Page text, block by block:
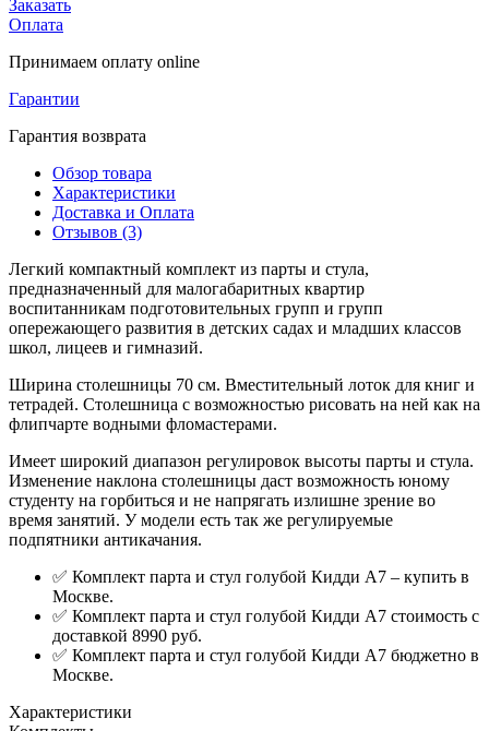
Заказать
Оплата
Принимаем оплату online
Гарантии
Гарантия возврата
Обзор товара
Характеристики
Доставка и Оплата
Отзывов (3)
Легкий компактный комплект из парты и стула,
предназначенный для малогабаритных квартир
воспитанникам подготовительных групп и групп
опережающего развития в детских садах и младших классов
школ, лицеев и гимназий.
Ширина столешницы 70 см. Вместительный лоток для книг и
тетрадей. Cтолешница с возможностью рисовать на ней как на
флипчарте водными фломастерами.
Имеет широкий диапазон регулировок высоты парты и стула.
Изменение наклона столешницы даст возможность юному
студенту на горбиться и не напрягать излишне зрение во
время занятий. У модели есть так же регулируемые
подпятники антикачания.
✅ Комплект парта и стул голубой Кидди А7 – купить в
Москве.
✅ Комплект парта и стул голубой Кидди А7 стоимость с
доставкой 8990 руб.
✅ Комплект парта и стул голубой Кидди А7 бюджетно в
Москве.
Характеристики